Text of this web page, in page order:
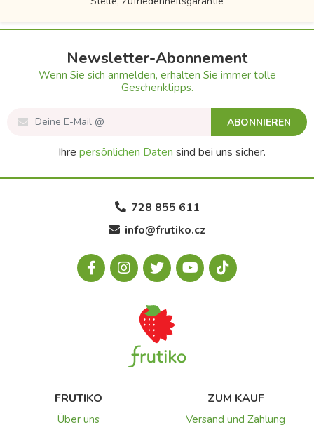
Newsletter-Abonnement
Wenn Sie sich anmelden, erhalten Sie immer tolle
Geschenktipps.
ABONNIEREN
Ihre persönlichen Daten sind bei uns sicher.
728 855 611
info@frutiko.cz
FRUTIKO
Über uns
ZUM KAUF
Versand und Zahlung